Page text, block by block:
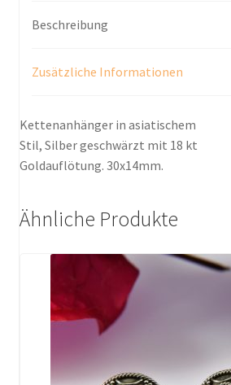
Beschreibung
Zusätzliche Informationen
Kettenanhänger in asiatischem
Stil, Silber geschwärzt mit 18 kt
Goldauflötung. 30x14mm.
Ähnliche Produkte